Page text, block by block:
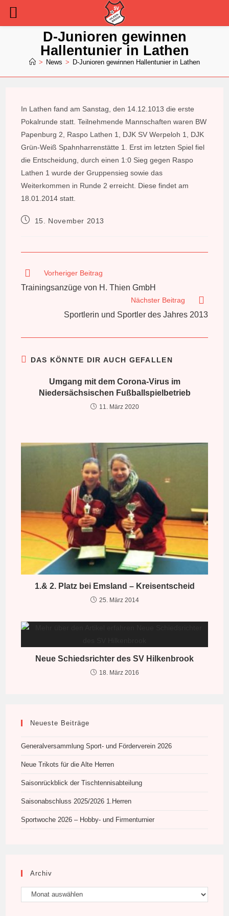
D-Junioren gewinnen
Hallentunier in Lathen
> News > D-Junioren gewinnen Hallentunier in Lathen
In Lathen fand am Sanstag, den 14.12.1013 die erste
Pokalrunde statt. Teilnehmende Mannschaften waren BW
Papenburg 2, Raspo Lathen 1, DJK SV Werpeloh 1, DJK
Grün-Weiß Spahnharrenstätte 1. Erst im letzten Spiel fiel
die Entscheidung, durch einen 1:0 Sieg gegen Raspo
Lathen 1 wurde der Gruppensieg sowie das
Weiterkommen in Runde 2 erreicht. Diese findet am
18.01.2014 statt.
Beitrag15. November 2013
Weitere
ansehen
Vorheriger Beitrag
Trainingsanzüge von H. Thien GmbH
Nächster Beitrag
Sportlerin und Sportler des Jahres 2013
DAS KÖNNTE DIR AUCH GEFALLEN
Umgang mit dem Corona-Virus im
Niedersächsischen Fußballspielbetrieb
11. März 2020
1.& 2. Platz bei Emsland – Kreisentscheid
25. März 2014
Neue Schiedsrichter des SV Hilkenbrook
18. März 2016
Neueste Beiträge
Generalversammlung Sport- und Förderverein 2026
Neue Trikots für die Alte Herren
Saisonrückblick der Tischtennisabteilung
Saisonabschluss 2025/2026 1.Herren
Sportwoche 2026 – Hobby- und Firmenturnier
Archiv
Archiv